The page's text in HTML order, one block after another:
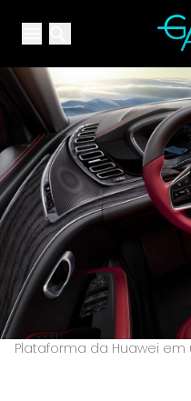
Open main menu
Plataforma da Huawei em